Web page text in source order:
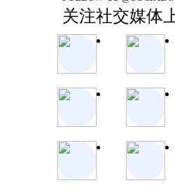
关注社交媒体